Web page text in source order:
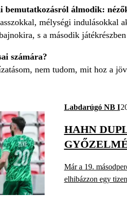
bemutatkozásról álmodik:
mélységi indulásokkal
s a második
számára?
nem tudom, mit hoz a
Labdarúgó NB I
HAHN
Már a 19.
elhibázzon egy